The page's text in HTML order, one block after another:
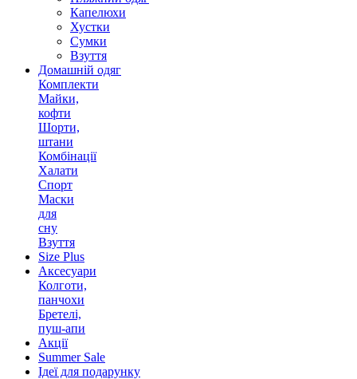
Капелюхи
Хустки
Сумки
Взуття
Домашній одяг
Комплекти
Майки,
кофти
Шорти,
штани
Комбінації
Халати
Спорт
Маски
для
сну
Взуття
Size Plus
Аксесуари
Колготи,
панчохи
Бретелі,
пуш-апи
Акції
Summer Sale
Ідеї для подарунку